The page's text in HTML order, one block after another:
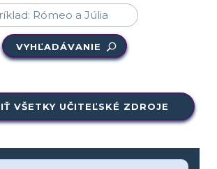
VYHĽADÁVANIE
VŠETKY UČITEĽSKÉ ZDROJE